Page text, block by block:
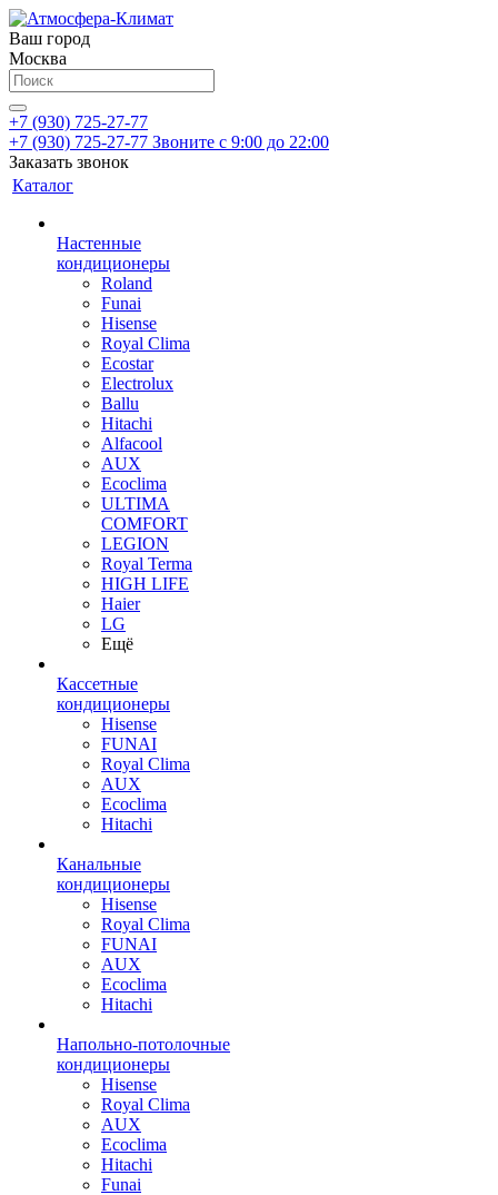
Ваш город
Москва
+7 (930) 725-27-77
+7 (930) 725-27-77 Звоните с 9:00 до 22:00
Заказать звонок
Каталог
Настенные
кондиционеры
Roland
Funai
Hisense
Royal Clima
Ecostar
Electrolux
Ballu
Hitachi
Alfacool
AUX
Ecoclima
ULTIMA
COMFORT
LEGION
Royal Terma
HIGH LIFE
Haier
LG
Ещё
Кассетные
кондиционеры
Hisense
FUNAI
Royal Clima
AUX
Ecoclima
Hitachi
Канальные
кондиционеры
Hisense
Royal Clima
FUNAI
AUX
Ecoclima
Hitachi
Напольно-потолочные
кондиционеры
Hisense
Royal Clima
AUX
Ecoclima
Hitachi
Funai